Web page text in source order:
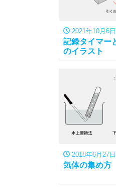
2021年10月6日
記録タイマー
のイラスト
2018年6月27日
気体の集め方